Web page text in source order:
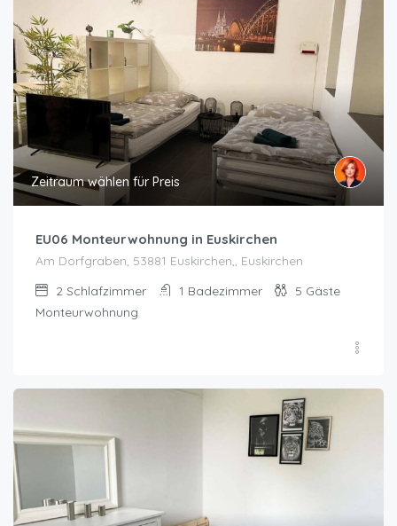
Zeitraum wählen für Preis
EU06 Monteurwohnung in Euskirchen
Am Dorfgraben, 53881 Euskirchen,, Euskirchen
2 Schlafzimmer 1 Badezimmer 5 Gäste
Monteurwohnung